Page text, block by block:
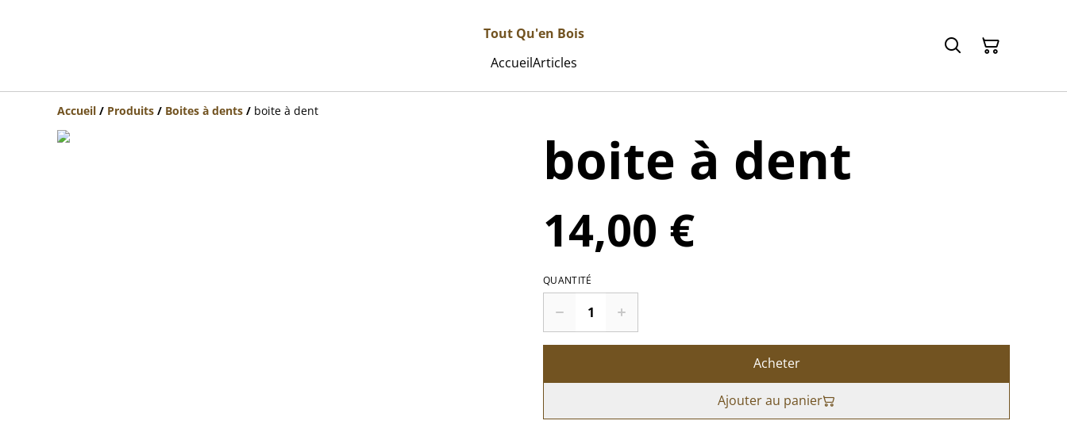
Tout Qu'en Bois
AccueilArticles
Accueil / Produits / Boites à dents / boite à dent
boite à dent
14,00 €
QUANTITÉ
Acheter
Ajouter au panier